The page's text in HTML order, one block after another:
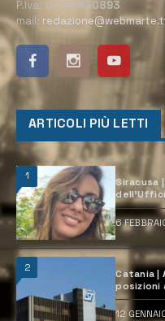
P.Iva: 02184950893
mail:
ARTICOLI PIÙ LETTI
1
Siracusa
6
2
Catania |
posizioni
12